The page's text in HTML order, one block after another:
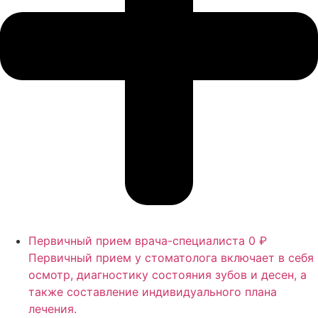
Первичный прием врача-специалиста 0 ₽
Первичный прием у стоматолога включает в себя
осмотр, диагностику состояния зубов и десен, а
также составление индивидуального плана
лечения.